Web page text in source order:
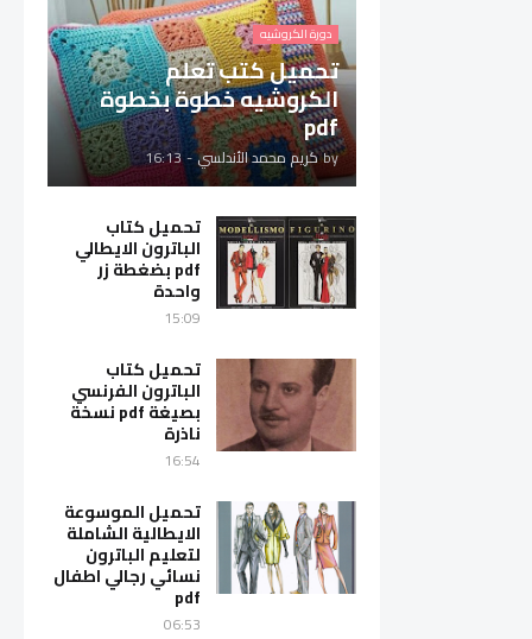
دورة الكروشيه
تحميل كتب تعلم
الكروشيه خطوة بخطوة
pdf
byكريم محمد الأندلسي-
16:13
تحميل كتاب
الباترون الايطالي
pdf بضغطة زر
واحدة
15:09
تحميل كتاب
الباترون الفرنسي
بصيغة pdf نسخة
ناذرة
16:54
تحميل الموسوعة
الايطالية الشاملة
لتعليم الباترون
نسائي رجالي اطفال
pdf
06:53